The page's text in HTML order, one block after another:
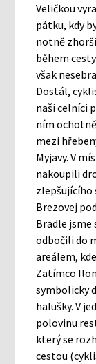
Veličkou
pátku, kdy
notně
během
však
Dostál,
naši celníci
ním
mezi
Myjavy. V
nakoupili
zlepšujícího
Brezovej
Bradle jsme
odbočili do
areálem,
Zatímco
symbolicky
halušky. V
polovinu
který se
cestou